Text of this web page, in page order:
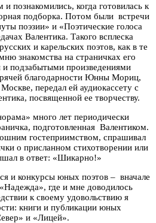
познакомились, когда готовилась к
подборка. Потом были встречи
поэзии» и «Поэтические голоса
Валентика. Такого всплеска
и карельских поэтов, как в те
знакомства на страничках его
подзабытыми произведениями
благодарности Юнны Мориц,
передал ей аудиокассету с
посвященной ее творчеству.
много лет периодически
подготовленная Валентиком.
гостеприимством, спрашивал
о присланном стихотворении или
в ответ: «Шикарно!»
и конкурсы юных поэтов – вначале
где и мне доводилось
к своему удовольствию я
книги и публикации юных
и «Лицей».